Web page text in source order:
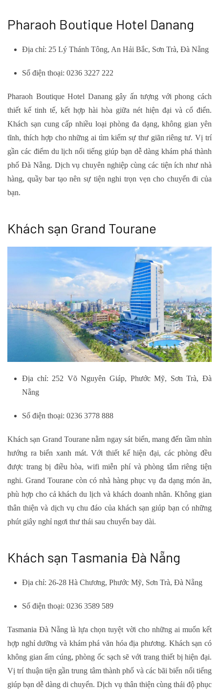
Pharaoh Boutique Hotel Danang
Địa chỉ: 25 Lý Thánh Tông, An Hải Bắc, Sơn Trà, Đà Nẵng
Số điện thoại: 0236 3227 222
Pharaoh Boutique Hotel Danang gây ấn tượng với phong cách
thiết kế tinh tế, kết hợp hài hòa giữa nét hiện đại và cổ điển.
Khách sạn cung cấp nhiều loại phòng đa dạng, không gian yên
tĩnh, thích hợp cho những ai tìm kiếm sự thư giãn riêng tư. Vị trí
gần các điểm du lịch nổi tiếng giúp bạn dễ dàng khám phá thành
phố Đà Nẵng. Dịch vụ chuyên nghiệp cùng các tiện ích như nhà
hàng, quầy bar tạo nên sự tiện nghi trọn vẹn cho chuyến đi của
bạn.
Khách sạn Grand Tourane
Địa chỉ: 252 Võ Nguyên Giáp, Phước Mỹ, Sơn Trà, Đà
Nẵng
Số điện thoại: 0236 3778 888
Khách sạn Grand Tourane nằm ngay sát biển, mang đến tầm nhìn
hướng ra biển xanh mát. Với thiết kế hiện đại, các phòng đều
được trang bị điều hòa, wifi miễn phí và phòng tắm riêng tiện
nghi. Grand Tourane còn có nhà hàng phục vụ đa dạng món ăn,
phù hợp cho cả khách du lịch và khách doanh nhân. Không gian
thân thiện và dịch vụ chu đáo của khách sạn giúp bạn có những
phút giây nghỉ ngơi thư thái sau chuyến bay dài.
Khách sạn Tasmania Đà Nẵng
Địa chỉ: 26-28 Hà Chương, Phước Mỹ, Sơn Trà, Đà Nẵng
Số điện thoại: 0236 3589 589
Tasmania Đà Nẵng là lựa chọn tuyệt vời cho những ai muốn kết
hợp nghỉ dưỡng và khám phá văn hóa địa phương. Khách sạn có
không gian ấm cúng, phòng ốc sạch sẽ với trang thiết bị hiện đại.
Vị trí thuận tiện gần trung tâm thành phố và các bãi biển nổi tiếng
giúp bạn dễ dàng di chuyển. Dịch vụ thân thiện cùng thái độ phục